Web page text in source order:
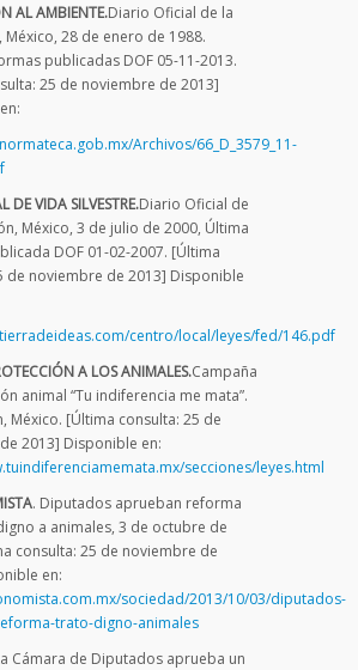
AL AMBIENTE.Diario Oficial de la
México, 28 de enero de 1988.
publicadas DOF 05-11-2013.
25 de noviembre de 2013]
Archivos/66_D_3579_11-
DE VIDA SILVESTRE.Diario Oficial de
México, 3 de julio de 2000, Última
DOF 01-02-2007. [Última
de noviembre de 2013] Disponible
centro/local/leyes/fed/146.pdf
A LOS ANIMALES.Campaña
animal “Tu indiferencia me mata”.
México. [Última consulta: 25 de
2013] Disponible en:
secciones/leyes.html
. Diputados aprueban reforma
a animales, 3 de octubre de
consulta: 25 de noviembre de
en:
sociedad/2013/10/03/diputados-
trato-digno-animales
Cámara de Diputados aprueba un